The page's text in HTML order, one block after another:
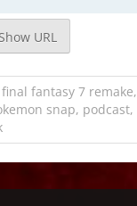
Show URL
final fantasy 7 remake,
snap, podcast,